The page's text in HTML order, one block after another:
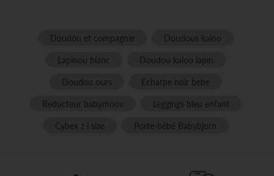
Doudou et compagnie
Doudous kaloo
Lapinou blanc
Doudou kaloo lapin
Doudou ours
Echarpe noir bebe
Reducteur babymoov
Leggings bleu enfant
Cybex z i size
Porte-bébé Babybjorn